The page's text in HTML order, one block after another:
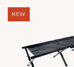
NEW